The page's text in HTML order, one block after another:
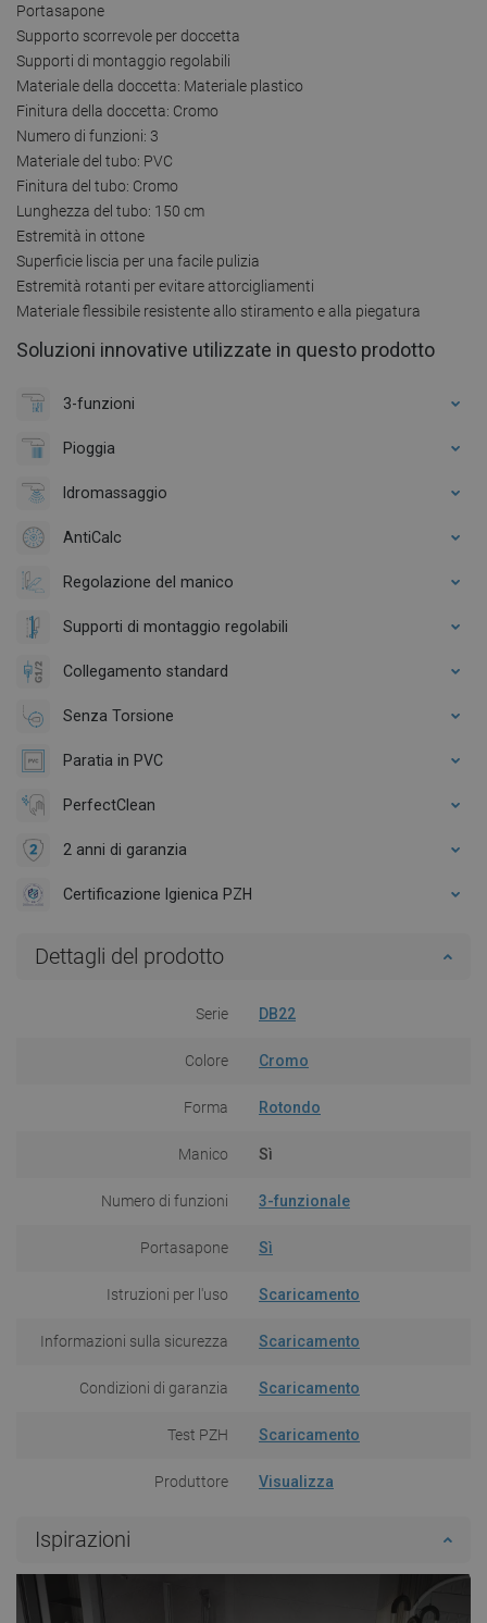
Portasapone
Supporto scorrevole per doccetta
Supporti di montaggio regolabili
Materiale della doccetta: Materiale plastico
Finitura della doccetta: Cromo
Numero di funzioni: 3
Materiale del tubo: PVC
Finitura del tubo: Cromo
Lunghezza del tubo: 150 cm
Estremità in ottone
Superficie liscia per una facile pulizia
Estremità rotanti per evitare attorcigliamenti
Materiale flessibile resistente allo stiramento e alla piegatura
Soluzioni innovative utilizzate in questo prodotto
3-funzioni
Pioggia
Idromassaggio
AntiCalc
Regolazione del manico
Supporti di montaggio regolabili
Collegamento standard
Senza Torsione
Paratia in PVC
PerfectClean
2 anni di garanzia
Certificazione Igienica PZH
Dettagli del prodotto
Serie DB22
Colore Cromo
Forma Rotondo
Manico Sì
Numero di funzioni 3-funzionale
Portasapone Sì
Istruzioni per l'uso Scaricamento
Informazioni sulla sicurezza Scaricamento
Condizioni di garanzia Scaricamento
Test PZH Scaricamento
Produttore Visualizza
Ispirazioni